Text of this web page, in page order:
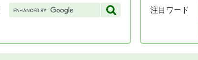
Google
カ
検
注目 ワード